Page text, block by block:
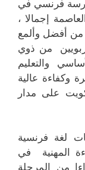
فرنسي في
إجمالا ،
أفضل وألمع
من ذوي
والتعليم
وكفاءة عالية
على مدار
لغة فرنسية
المهنية في
من المرحلة